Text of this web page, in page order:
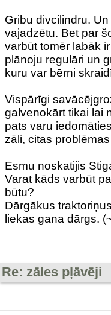
Gribu divcilindru.
vajadzētu. Bet par
varbūt tomēr labāk
plānoju regulāri un
kuru var bērni
Vispārīgi
galvenokārt tikai lai
pats varu
zāli, citas
Esmu noskatijis
Varat kāds varbūt
būtu?
Dārgākus
liekas gana dārgs.
Re: zāles pļāvēji